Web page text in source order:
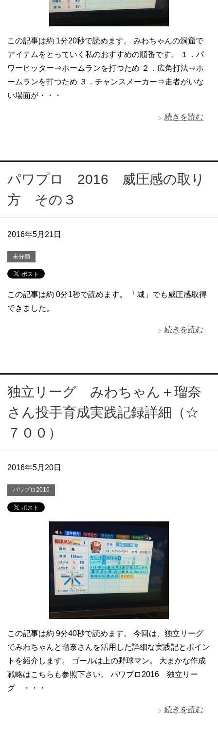
この記事は約 1分20秒で読めます。 みわちゃんの洞窟で
アイテムをとっていく私のおすすめの順番です。 １．パ
ワーヒッター⇒ホームランを打つため ２．広角打法⇒ホ
ームランを打つため ３．チャンスメーカー⇒走者がいな
い場面が・・・
続きを読む
パワプロ 2016 威圧感の取り
方 その３
2016年5月21日
未分類
この記事は約 0分1秒で読めます。 「城」でも威圧感取得
できました。
続きを読む
独立リーグ みわちゃん＋瑠奈
さん投手育成実践記録詳細（☆
７００）
2016年5月20日
パワプロ2016
この記事は約 9分40秒で読めます。 今回は、独立リーグ
でみわちゃんと瑠奈さんを活用した詳細な実践記とポイン
トを紹介します。 ゴールは上の野球マン。 大まかな作成
戦略はこちらも参照下さい。 パワプロ2016 独立リー
グ ・・・
続きを読む